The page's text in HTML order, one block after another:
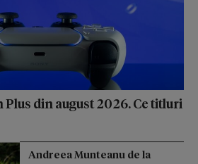
din august 2026. Ce titluri
Andreea Munteanu de la